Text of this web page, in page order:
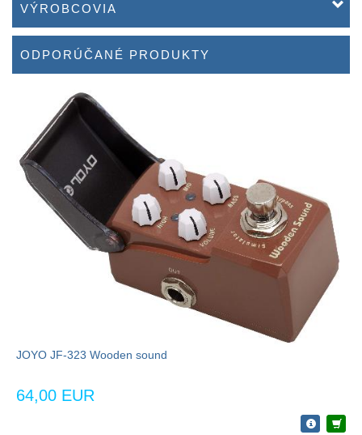
VÝROBCOVIA
ODPORÚČANÉ PRODUKTY
JOYO JF-323 Wooden sound
64,00 EUR